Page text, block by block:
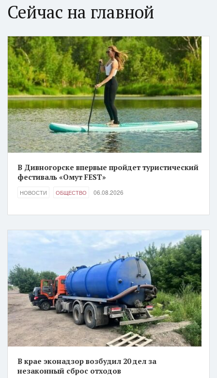
Сейчас на главной
В Дивногорске впервые пройдет туристический
фестиваль «Омут FEST»
НОВОСТИ ОБЩЕСТВО 06.08.2026
В крае эконадзор возбудил 20 дел за
незаконный сброс отходов